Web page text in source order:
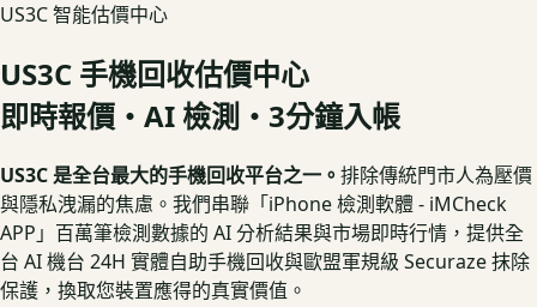
US3C 智能估價中心
US3C 手機回收估價中心
即時報價・AI 檢測・3分鐘入帳
US3C 是全台最大的手機回收平台之一。 排除傳統門市人為壓價
與隱私洩漏的焦慮。我們串聯「iPhone 檢測軟體 - iMCheck
APP」百萬筆檢測數據的 AI 分析結果與市場即時行情，提供全
台 AI 機台 24H 實體自助手機回收與歐盟軍規級 Securaze 抹除
保護，換取您裝置應得的真實價值。